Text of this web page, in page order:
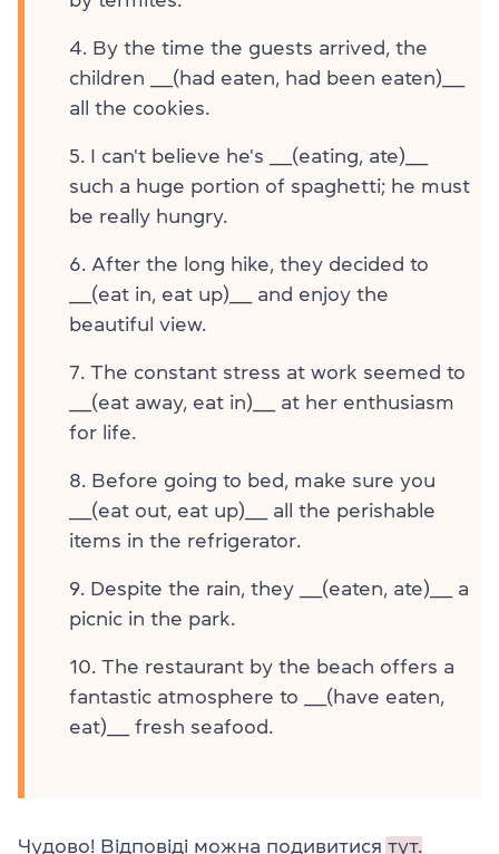
By the time the guests arrived, the
children ____(had eaten, had been eaten)____
all the cookies.
I can't believe he's ____(eating, ate)____
such a huge portion of spaghetti; he must
be really hungry.
After the long hike, they decided to
____(eat in, eat up)____ and enjoy the
beautiful view.
The constant stress at work seemed to
____(eat away, eat in)____ at her enthusiasm
for life.
Before going to bed, make sure you
____(eat out, eat up)____ all the perishable
items in the refrigerator.
Despite the rain, they ____(eaten, ate)____ a
picnic in the park.
The restaurant by the beach offers a
fantastic atmosphere to ____(have eaten,
eat)____ fresh seafood.
Чудово! Відповіді можна подивитися тут.